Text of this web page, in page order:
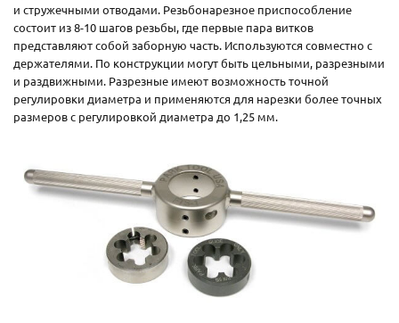
и стружечными отводами. Резьбонарезное приспособление
состоит из 8-10 шагов резьбы, где первые пара витков
представляют собой заборную часть. Используются совместно с
держателями. По конструкции могут быть цельными, разрезными
и раздвижными. Разрезные имеют возможность точной
регулировки диаметра и применяются для нарезки более точных
размеров с регулировкой диаметра до 1,25 мм.